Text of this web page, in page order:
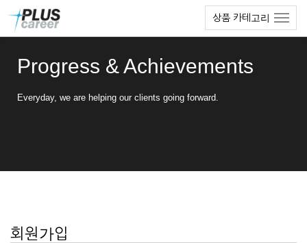
상품 카테고리
Progress & Achievements
Everyday, we are helping our clients going forward.
회원가입